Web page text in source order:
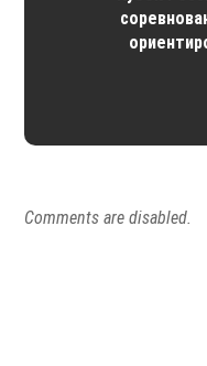
Comments are disabled.